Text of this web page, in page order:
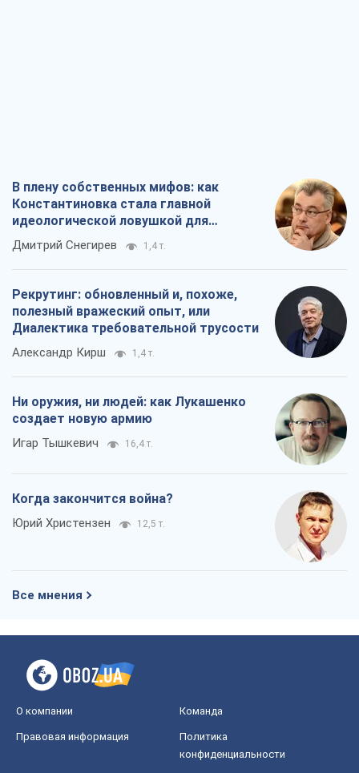
В плену собственных мифов: как
Константиновка стала главной
идеологической ловушкой для
российских оккупантов
Дмитрий Снегирев 1,4 т.
Рекрутинг: обновленный и, похоже,
полезный вражеский опыт, или
Диалектика требовательной трусости
Александр Кирш 1,4 т.
Ни оружия, ни людей: как Лукашенко
создает новую армию
Игар Тышкевич 16,4 т.
Когда закончится война?
Юрий Христензен 12,5 т.
Все мнения
О компании Команда
Правовая информация
Политика
конфиденциальности